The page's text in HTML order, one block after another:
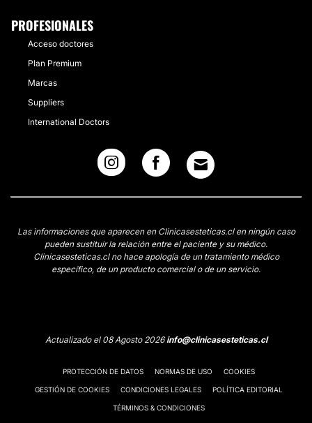
PROFESIONALES
Acceso doctores
Plan Premium
Marcas
Suppliers
International Doctors
Las informaciones que aparecen en Clinicasesteticas.cl en ningún caso
pueden sustituir la relación entre el paciente y su médico.
Clinicasesteticas.cl no hace apología de un tratamiento médico
específico, de un producto comercial o de un servicio.
Actualizado el 08 Agosto 2026info@clinicasesteticas.cl
PROTECCIÓN DE DATOS NORMAS DE USO COOKIES
GESTIÓN DE COOKIES CONDICIONES LEGALES POLÍTICA EDITORIAL
TÉRMINOS & CONDICIONES